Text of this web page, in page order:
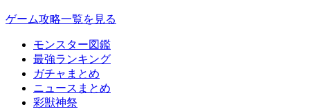
ゲーム攻略一覧を見る
モンスター図鑑
最強ランキング
ガチャまとめ
ニュースまとめ
彩獣神祭